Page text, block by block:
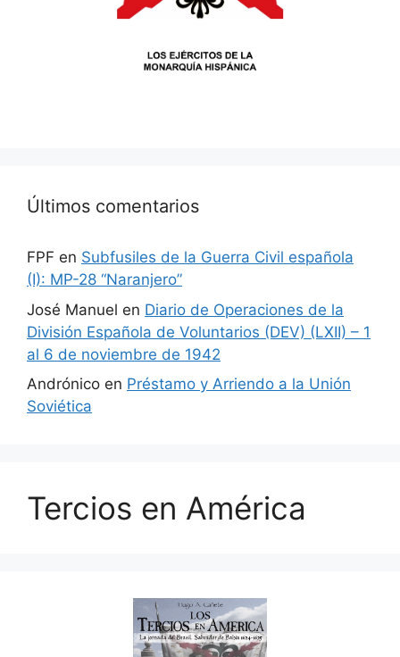
Últimos comentarios
FPF en Subfusiles de la Guerra Civil española
(I): MP-28 “Naranjero”
José Manuel en Diario de Operaciones de la
División Española de Voluntarios (DEV) (LXII) – 1
al 6 de noviembre de 1942
Andrónico en Préstamo y Arriendo a la Unión
Soviética
Tercios en América